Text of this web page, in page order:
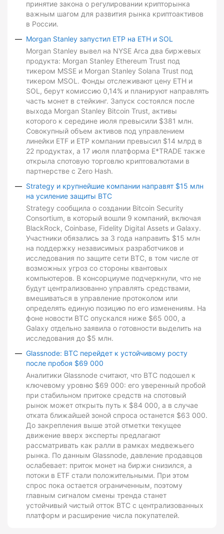
принятие закона о регулировании крипторынка
важным шагом для развития рынка криптоактивов
в России.
Morgan Stanley запустил ETP на ETH и SOL
Morgan Stanley вывел на NYSE Arca два биржевых
продукта: Morgan Stanley Ethereum Trust под
тикером MSSE и Morgan Stanley Solana Trust под
тикером MSOL. Фонды отслеживают цену ETH и
SOL, берут комиссию 0,14% и планируют направлять
часть монет в стейкинг. Запуск состоялся после
выхода Morgan Stanley Bitcoin Trust, активы
которого к середине июля превысили $381 млн.
Совокупный объем активов под управлением
линейки ETF и ETP компании превысил $14 млрд в
22 продуктах, а 17 июля платформа E*TRADE также
открыла спотовую торговлю криптовалютами в
партнерстве с Zero Hash.
Strategy и крупнейшие компании направят $15 млн
на усиление защиты BTC
Strategy сообщила о создании Bitcoin Security
Consortium, в который вошли 9 компаний, включая
BlackRock, Coinbase, Fidelity Digital Assets и Galaxy.
Участники обязались за 3 года направить $15 млн
на поддержку независимых разработчиков и
исследования по защите сети BTC, в том числе от
возможных угроз со стороны квантовых
компьютеров. В консорциуме подчеркнули, что не
будут централизованно управлять средствами,
вмешиваться в управление протоколом или
определять единую позицию по его изменениям. На
фоне новости BTC опускался ниже $65 000, а
Galaxy отдельно заявила о готовности выделить на
исследования до $5 млн.
Glassnode: BTC перейдет к устойчивому росту
после пробоя $69 000
Аналитики Glassnode считают, что BTC подошел к
ключевому уровню $69 000: его уверенный пробой
при стабильном притоке средств на спотовый
рынок может открыть путь к $84 000, а в случае
отката ближайшей зоной спроса останется $63 000.
До закрепления выше этой отметки текущее
движение вверх эксперты предлагают
рассматривать как ралли в рамках медвежьего
рынка. По данным Glassnode, давление продавцов
ослабевает: приток монет на биржи снизился, а
потоки в ETF стали положительными. При этом
спрос пока остается ограниченным, поэтому
главным сигналом смены тренда станет
устойчивый чистый отток BTC с централизованных
платформ и расширение числа покупателей.